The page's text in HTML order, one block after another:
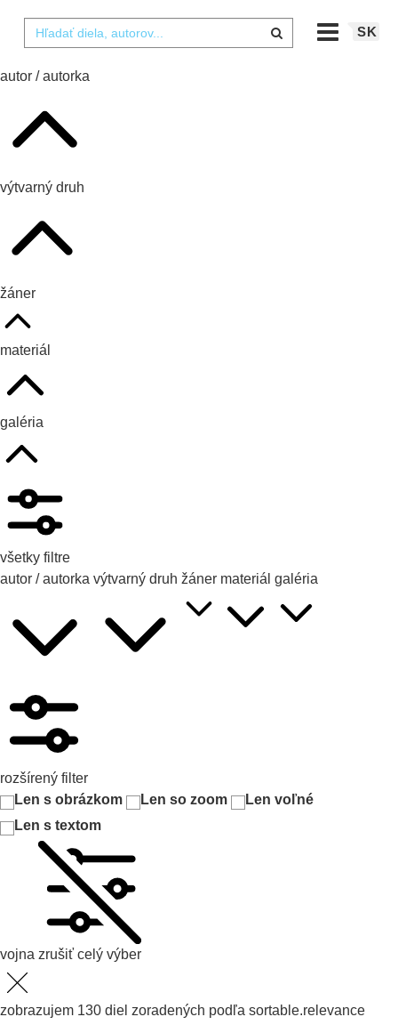
SK
autor / autorka
výtvarný druh
žáner
materiál
galéria
všetky filtre
autor / autorka výtvarný druh žáner materiál galéria
rozšírený filter
Len s obrázkom
Len so zoom
Len voľné
Len s textom
vojna zrušiť celý výber
zobrazujem 130 diel zoradených podľa sortable.relevance